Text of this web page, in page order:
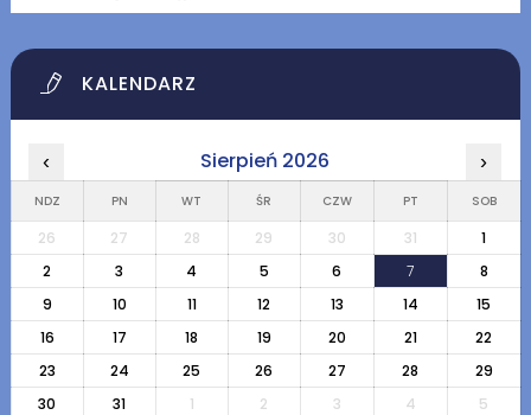
KALENDARZ
‹ Sierpień 2026 ›
NDZ PN WT ŚR CZW PT SOB
26 27 28 29 30 31
1
2
3 4 5 6 7
8
9
10 11 12 13 14
15
16
17 18 19 20 21
22
23
24 25 26 27 28
29
30
31 1 2 3 4 5